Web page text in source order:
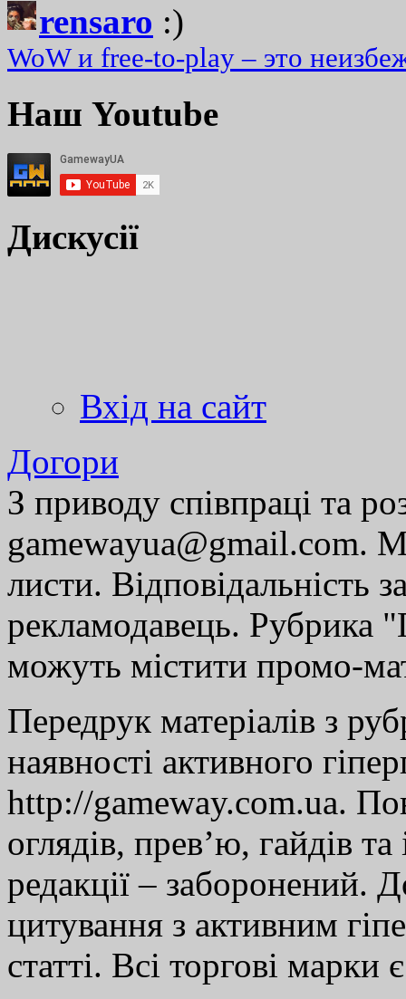
rensaro :)
WoW и free-to-play – это
Наш Youtube
Дискусії
Вхід на сайт
Догори
З приводу співпраці та
gamewayua@gmail.com.
листи. Відповідальність
рекламодавець. Рубрика
можуть містити промо-
Передрук матеріалів з
наявності активного
http://gameway.com.ua.
оглядів, прев’ю, гайдів
редакції – заборонений.
цитування з активним
статті. Всі торгові марки